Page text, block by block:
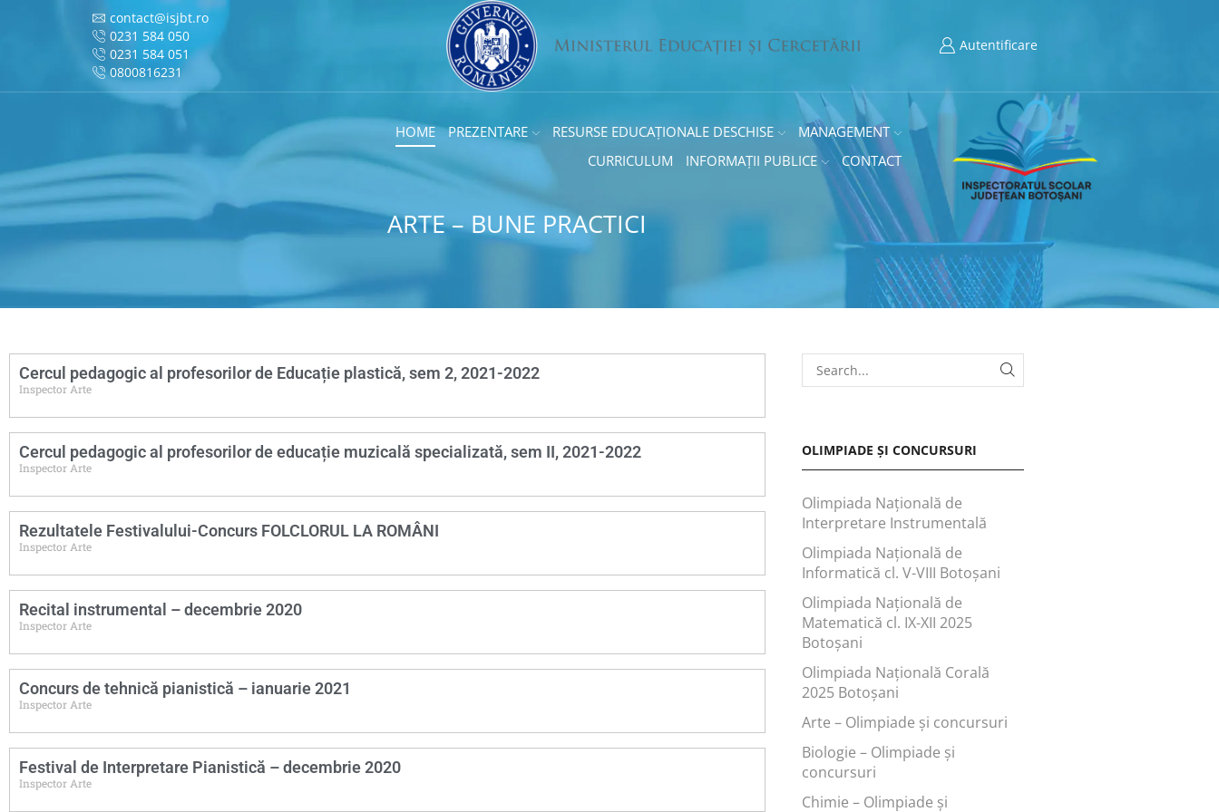
contact@isjbt.ro
0231 584 050
0231 584 051
0800816231
Autentificare
HOME PREZENTARE RESURSE EDUCAȚIONALE DESCHISE
MANAGEMENT
CURRICULUM
INFORMAȚII PUBLICE CONTACT
ARTE – BUNE PRACTICI
Cercul pedagogic al profesorilor de Educație plastică, sem 2, 2021-2022
Inspector Arte
Cercul pedagogic al profesorilor de educație muzicală specializată, sem II, 2021-2022
Inspector Arte
Rezultatele Festivalului-Concurs FOLCLORUL LA ROMÂNI
Inspector Arte
Recital instrumental – decembrie 2020
Inspector Arte
Concurs de tehnică pianistică – ianuarie 2021
Inspector Arte
Festival de Interpretare Pianistică – decembrie 2020
Inspector Arte
OLIMPIADE ȘI CONCURSURI
Olimpiada Națională de
Interpretare Instrumentală
Olimpiada Națională de
Informatică cl. V-VIII Botoșani
Olimpiada Națională de
Matematică cl. IX-XII 2025
Botoșani
Olimpiada Națională Corală
2025 Botoșani
Arte – Olimpiade și concursuri
Biologie – Olimpiade și
concursuri
Chimie – Olimpiade și